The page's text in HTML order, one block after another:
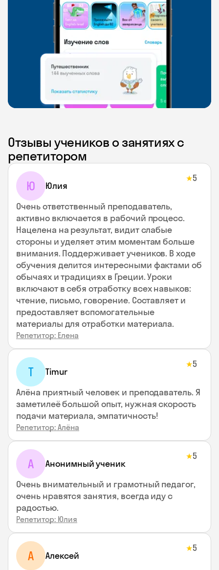
Отзывы учеников о занятиях с
репетитором
Ю Юлия
★5
Очень ответственный преподаватель,
активно включается в рабочий процесс.
Нацелена на результат, видит слабые
стороны и уделяет этим моментам больше
внимания. Поддерживает учеников. В ходе
обучения делится интересными фактами об
обычаях и традициях в Греции. Уроки
включают в себя отработку всех навыков:
чтение, письмо, говорение. Составляет и
предоставляет вспомогательные
материалы для отработки материала.
Репетитор: Елена
T Timur
★5
Алёна приятный человек и преподаватель. Я
заметилеё большой опыт, нужная скорость
подачи материала, эмпатичность!
Репетитор: Алёна
А Анонимный ученик
★5
Очень внимательный и грамотный педагог,
очень нравятся занятия, всегда иду с
радостью.
Репетитор: Юлия
А Алексей
★5